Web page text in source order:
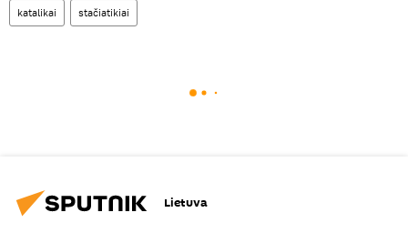
katalikai stačiatikiai
Lietuva